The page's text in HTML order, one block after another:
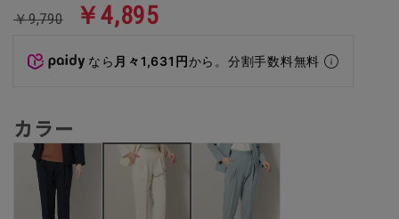
￥9,790 ￥4,895
なら 月々1,631円から。分割手数料無料
カラー